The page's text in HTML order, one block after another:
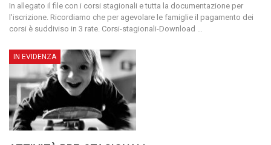
In allegato il file con i corsi stagionali e tutta la documentazione per
l'iscrizione. Ricordiamo che per agevolare le famiglie il pagamento dei
corsi è suddiviso in 3 rate. Corsi-stagionali-Download
IN EVIDENZA